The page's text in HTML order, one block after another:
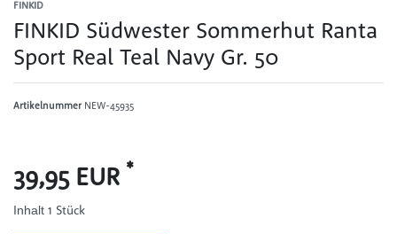
FINKID
FINKID Südwester Sommerhut Ranta
Sport Real Teal Navy Gr. 50
Artikelnummer NEW-45935
39,95 EUR *
Inhalt 1 Stück